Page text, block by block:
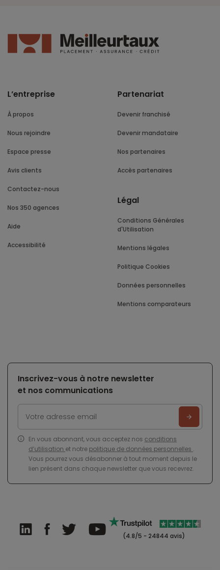
L’entreprise
À propos
Nous rejoindre
Espace presse
Avis clients
Contactez-nous
Nos 350 agences
Aide
Accessibilité
Partenariat
Devenir franchisé
Devenir mandataire
Nos partenaires
Accès partenaires
Légal
Conditions Générales
d'Utilisation
Mentions légales
Politique Cookies
Données personnelles
Mentions comparateurs
Inscrivez-vous à notre newsletter
et nos communications
En vous abonnant, vous acceptez nos conditions
d’utilisation et notre politique de données personnelles .
Vous pourrez vous désabonner à tout moment depuis le
lien présent dans chaque newsletter que vous recevrez.
(4.8/5 - 24844 avis)